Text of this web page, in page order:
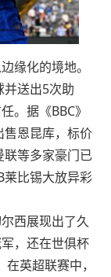
缘化的境地。
并送出5次助
。据《BBC》
售恩昆库，标价
等多家豪门已
莱比锡大放异彩
西展现出了久
，还在世俱杯
英超联赛中，